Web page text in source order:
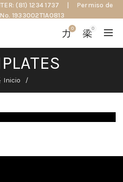
(81) 1234 1737 |
Permiso de
1933002T1A0813
0 0
Inicio